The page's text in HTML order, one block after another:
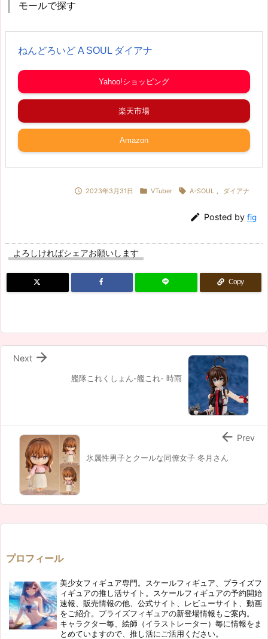
モールで探す
ねんどろいど A SOUL ダイアナ
Yahoo!ショッピング
楽天市場
Amazon
 2023年3月31日  VTuber  A-SOUL , ダイアナ
 Posted by fig
よろしければシェアお願いします
Copy
艦隊これくしょん-艦これ- 時雨

Next
氷属性男子とクールな同僚女子 冬月さん
 Prev
プロフィール
美少女フィギュア専門。スケールフィギュア、プライズフ
ィギュアの推し活サイト。スケールフィギュアの予約開始
速報、販売情報の他、公式サイト、レビューサイト、動画
をご紹介。プライズフィギュアの新登場情報もご案内。
キャラクター毎、絵師（イラストレーター）毎に情報をま
とめていますので、推し活にご活用ください。